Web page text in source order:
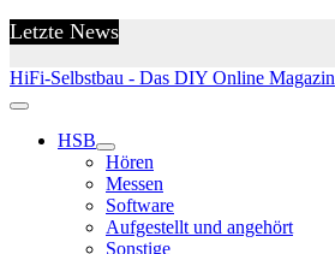
Letzte News
HiFi-Selbstbau - Das DIY Online Magazin
HSB
Hören
Messen
Software
Aufgestellt und angehört
Sonstige